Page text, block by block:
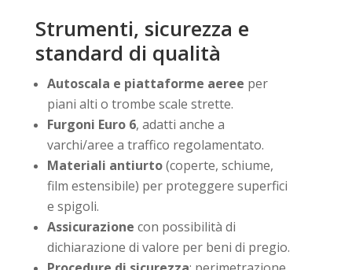
Strumenti, sicurezza e
standard di qualità
Autoscala e piattaforme aeree per
piani alti o trombe scale strette.
Furgoni Euro 6, adatti anche a
varchi/aree a traffico regolamentato.
Materiali antiurto(coperte, schiume,
film estensibile) per proteggere superfici
e spigoli.
Assicurazione con possibilità di
dichiarazione di valore per beni di pregio.